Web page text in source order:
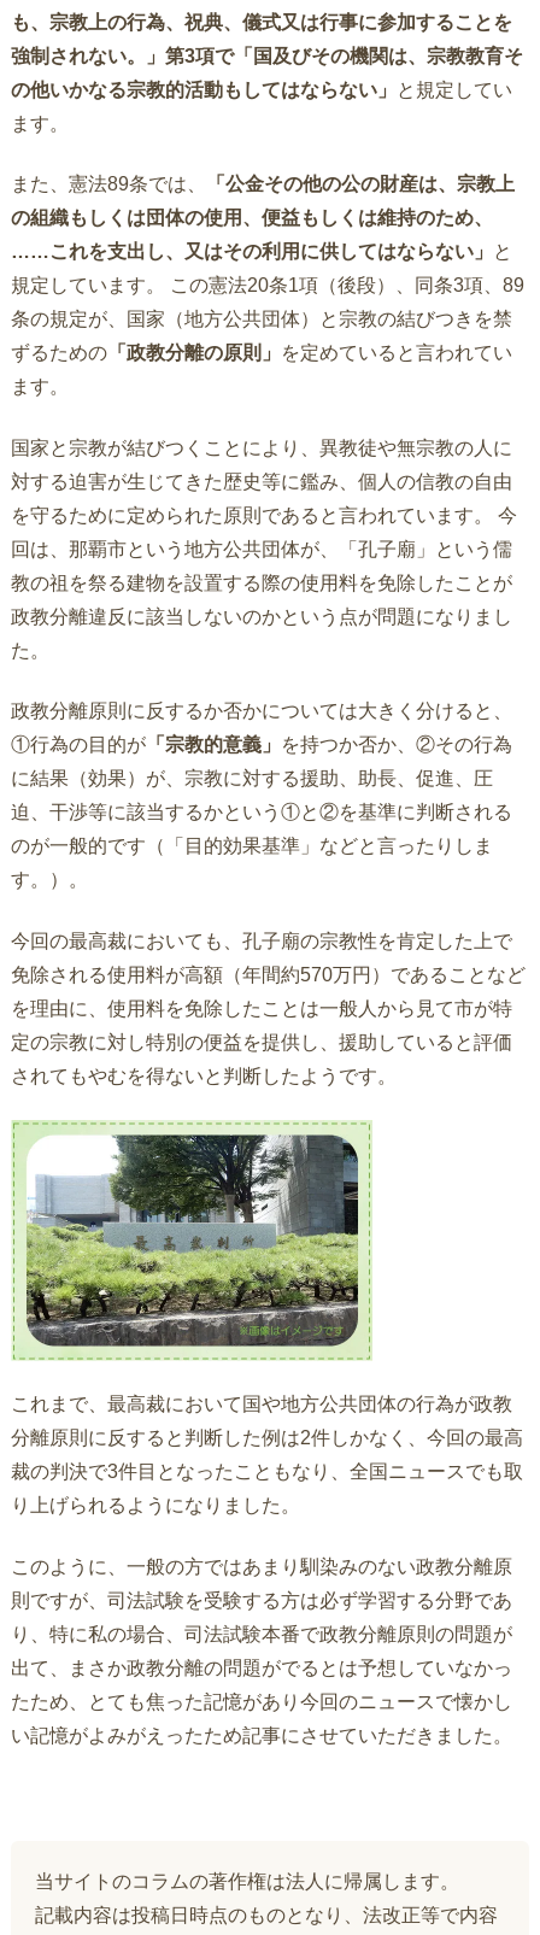
も、宗教上の行為、祝典、儀式又は行事に参加することを
強制されない。」第3項で「国及びその機関は、宗教教育そ
の他いかなる宗教的活動もしてはならない」
と規定してい
ます。
また、憲法89条では、
「公金その他の公の財産は、宗教上
の組織もしくは団体の使用、便益もしくは維持のため、
……これを支出し、又はその利用に供してはならない」
と
規定しています。 この憲法20条1項（後段）、同条3項、89
条の規定が、国家（地方公共団体）と宗教の結びつきを禁
ずるための「政教分離の原則」
を定めていると言われてい
ます。
国家と宗教が結びつくことにより、異教徒や無宗教の人に
対する迫害が生じてきた歴史等に鑑み、個人の信教の自由
を守るために定められた原則であると言われています。 今
回は、那覇市という地方公共団体が、「孔子廟」という儒
教の祖を祭る建物を設置する際の使用料を免除したことが
政教分離違反に該当しないのかという点が問題になりまし
た。
政教分離原則に反するか否かについては大きく分けると、
①行為の目的が「宗教的意義」
を持つか否か、②その行為
に結果（効果）が、宗教に対する援助、助長、促進、圧
迫、干渉等に該当するかという①と②を基準に判断される
のが一般的です（「目的効果基準」などと言ったりしま
す。）。
今回の最高裁においても、孔子廟の宗教性を肯定した上で
免除される使用料が高額（年間約570万円）であることなど
を理由に、使用料を免除したことは一般人から見て市が特
定の宗教に対し特別の便益を提供し、援助していると評価
されてもやむを得ないと判断したようです。
これまで、最高裁において国や地方公共団体の行為が政教
分離原則に反すると判断した例は2件しかなく、今回の最高
裁の判決で3件目となったこともなり、全国ニュースでも取
り上げられるようになりました。
このように、一般の方ではあまり馴染みのない政教分離原
則ですが、司法試験を受験する方は必ず学習する分野であ
り、特に私の場合、司法試験本番で政教分離原則の問題が
出て、まさか政教分離の問題がでるとは予想していなかっ
たため、とても焦った記憶があり今回のニュースで懐かし
い記憶がよみがえったため記事にさせていただきました。
当サイトのコラムの著作権は法人に帰属します。
記載内容は投稿日時点のものとなり、法改正等で内容